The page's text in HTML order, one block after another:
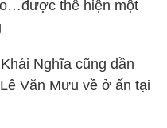
thể hiện một
Nghĩa cũng dần
Văn Mưu về ở ấn tại